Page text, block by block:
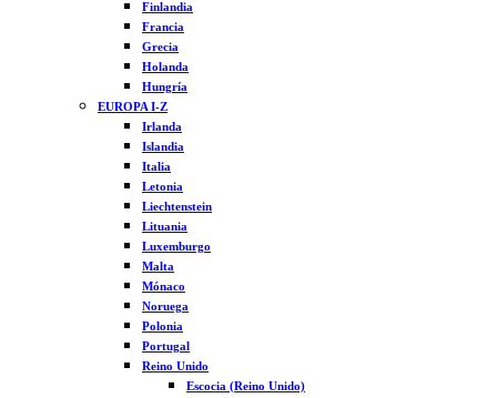
Finlandia
Francia
Grecia
Holanda
Hungría
EUROPA I-Z
Irlanda
Islandia
Italia
Letonia
Liechtenstein
Lituania
Luxemburgo
Malta
Mónaco
Noruega
Polonia
Portugal
Reino Unido
Escocia (Reino Unido)